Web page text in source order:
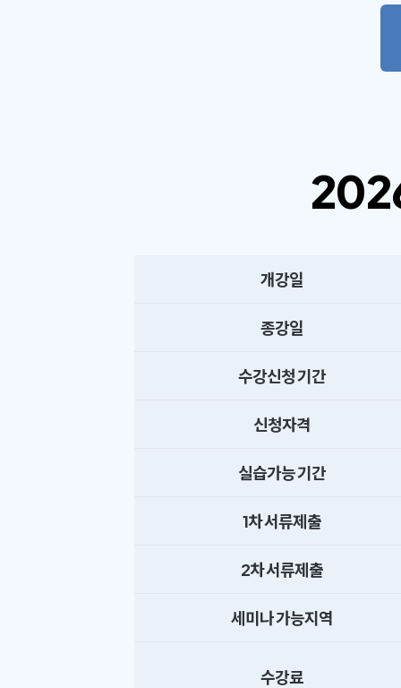
개강일
종강일
수강신청 기간
신청자격
실습가능 기간
1차 서류제출
2차 서류제출
세미나 가능지역
수강료